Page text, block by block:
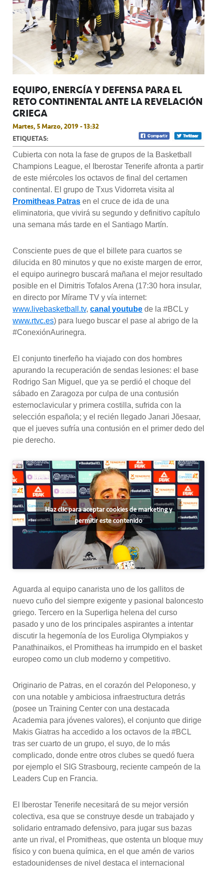
EQUIPO, ENERGÍA Y DEFENSA PARA EL
RETO CONTINENTAL ANTE LA REVELACIÓN
GRIEGA
Martes, 5 Marzo, 2019 - 13:32
ETIQUETAS:
Cubierta con nota la fase de grupos de la Basketball
Champions League, el Iberostar Tenerife afronta a partir
de este miércoles los octavos de final del certamen
continental. El grupo de Txus Vidorreta visita al
Promitheas Patras en el cruce de ida de una
eliminatoria, que vivirá su segundo y definitivo capítulo
una semana más tarde en el Santiago Martín.
Consciente pues de que el billete para cuartos se
dilucida en 80 minutos y que no existe margen de error,
el equipo aurinegro buscará mañana el mejor resultado
posible en el Dimitris Tofalos Arena (17:30 hora insular,
en directo por Mírame TV y vía internet:
www.livebasketball.tv, canal youtube de la #BCL y
www.rtvc.es) para luego buscar el pase al abrigo de la
#ConexiónAurinegra.
El conjunto tinerfeño ha viajado con dos hombres
apurando la recuperación de sendas lesiones: el base
Rodrigo San Miguel, que ya se perdió el choque del
sábado en Zaragoza por culpa de una contusión
esternoclavicular y primera costilla, sufrida con la
selección española; y el recién llegado Janari Jõesaar,
que el jueves sufría una contusión en el primer dedo del
pie derecho.
Haz clic para aceptar cookies de marketing y
permitir este contenido
Aguarda al equipo canarista uno de los gallitos de
nuevo cuño del siempre exigente y pasional baloncesto
griego. Tercero en la Superliga helena del curso
pasado y uno de los principales aspirantes a intentar
discutir la hegemonía de los Euroliga Olympiakos y
Panathinaikos, el Promitheas ha irrumpido en el basket
europeo como un club moderno y competitivo.
Originario de Patras, en el corazón del Peloponeso, y
con una notable y ambiciosa infraestructura detrás
(posee un Training Center con una destacada
Academia para jóvenes valores), el conjunto que dirige
Makis Giatras ha accedido a los octavos de la #BCL
tras ser cuarto de un grupo, el suyo, de lo más
complicado, donde entre otros clubes se quedó fuera
por ejemplo el SIG Strasbourg, reciente campeón de la
Leaders Cup en Francia.
El Iberostar Tenerife necesitará de su mejor versión
colectiva, esa que se construye desde un trabajado y
solidario entramado defensivo, para jugar sus bazas
ante un rival, el Promitheas, que ostenta un bloque muy
físico y con buena química, en el que amén de varios
estadounidenses de nivel destaca el internacional